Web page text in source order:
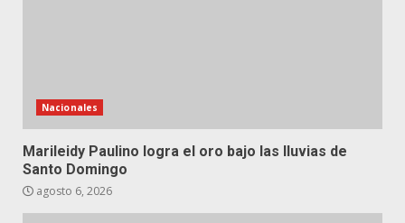
Nacionales
Marileidy Paulino logra el oro bajo las lluvias de
Santo Domingo
agosto 6, 2026